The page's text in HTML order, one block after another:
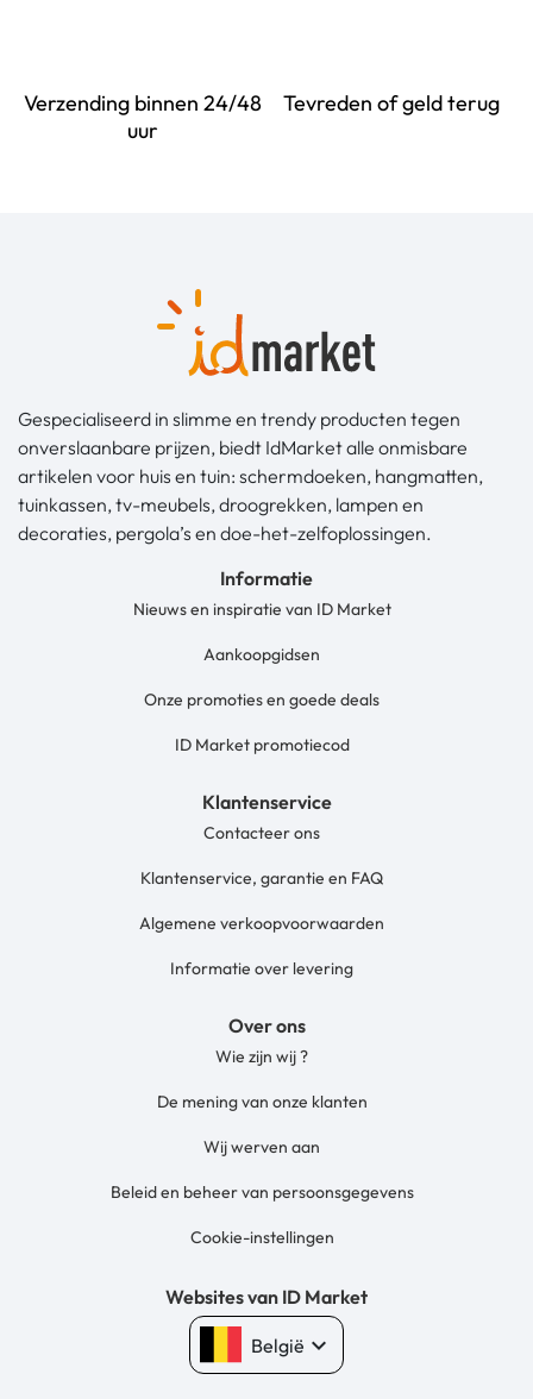
Verzending binnen 24/48
uur
Tevreden of geld terug
Gespecialiseerd in slimme en trendy producten tegen
onverslaanbare prijzen, biedt IdMarket alle onmisbare
artikelen voor huis en tuin: schermdoeken, hangmatten,
tuinkassen, tv-meubels, droogrekken, lampen en
decoraties, pergola’s en doe-het-zelfoplossingen.
Informatie
Nieuws en inspiratie van ID Market
Aankoopgidsen
Onze promoties en goede deals
ID Market promotiecod
Klantenservice
Contacteer ons
Klantenservice, garantie en FAQ
Algemene verkoopvoorwaarden
Informatie over levering
Over ons
Wie zijn wij ?
De mening van onze klanten
Wij werven aan
Beleid en beheer van persoonsgegevens
Cookie-instellingen
Websites van ID Market
België keyboard_arrow_down